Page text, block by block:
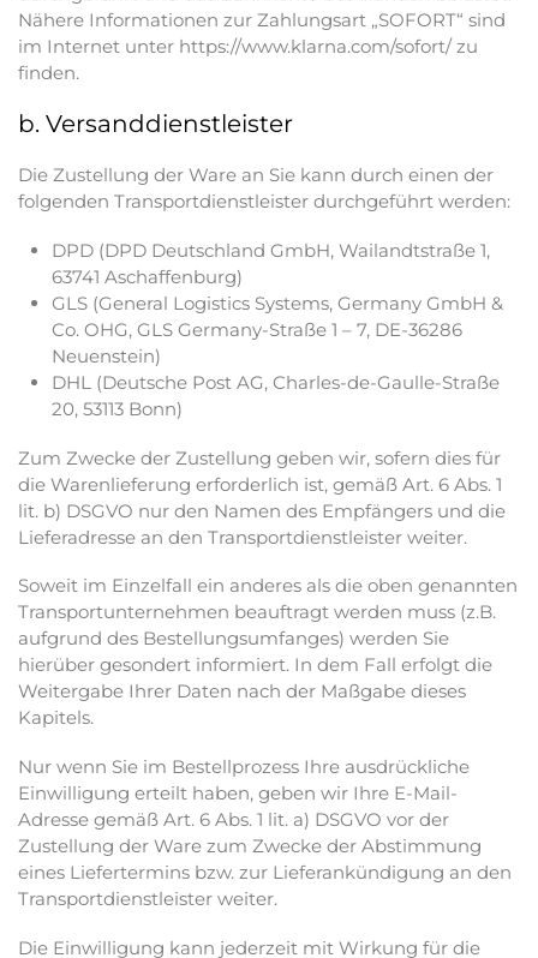
Nähere Informationen zur Zahlungsart „SOFORT“ sind
im Internet unter https://www.klarna.com/sofort/ zu
finden.
b. Versanddienstleister
Die Zustellung der Ware an Sie kann durch einen der
folgenden Transportdienstleister durchgeführt werden:
DPD (DPD Deutschland GmbH, Wailandtstraße 1,
63741 Aschaffenburg)
GLS (General Logistics Systems, Germany GmbH &
Co. OHG, GLS Germany-Straße 1 – 7, DE-36286
Neuenstein)
DHL (Deutsche Post AG, Charles-de-Gaulle-Straße
20, 53113 Bonn)
Zum Zwecke der Zustellung geben wir, sofern dies für
die Warenlieferung erforderlich ist, gemäß Art. 6 Abs. 1
lit. b) DSGVO nur den Namen des Empfängers und die
Lieferadresse an den Transportdienstleister weiter.
Soweit im Einzelfall ein anderes als die oben genannten
Transportunternehmen beauftragt werden muss (z.B.
aufgrund des Bestellungsumfanges) werden Sie
hierüber gesondert informiert. In dem Fall erfolgt die
Weitergabe Ihrer Daten nach der Maßgabe dieses
Kapitels.
Nur wenn Sie im Bestellprozess Ihre ausdrückliche
Einwilligung erteilt haben, geben wir Ihre E-Mail-
Adresse gemäß Art. 6 Abs. 1 lit. a) DSGVO vor der
Zustellung der Ware zum Zwecke der Abstimmung
eines Liefertermins bzw. zur Lieferankündigung an den
Transportdienstleister weiter.
Die Einwilligung kann jederzeit mit Wirkung für die